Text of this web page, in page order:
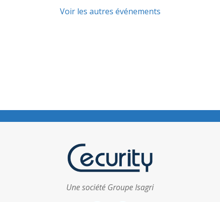
Voir les autres événements
Une société Groupe Isagri